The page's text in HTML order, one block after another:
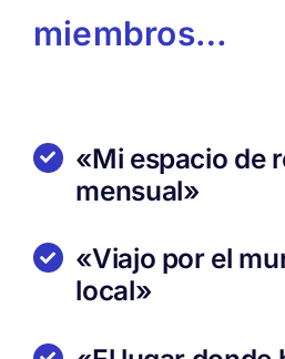
miembros…
«Mi espacio de
mensual»
«Viajo por el
local»